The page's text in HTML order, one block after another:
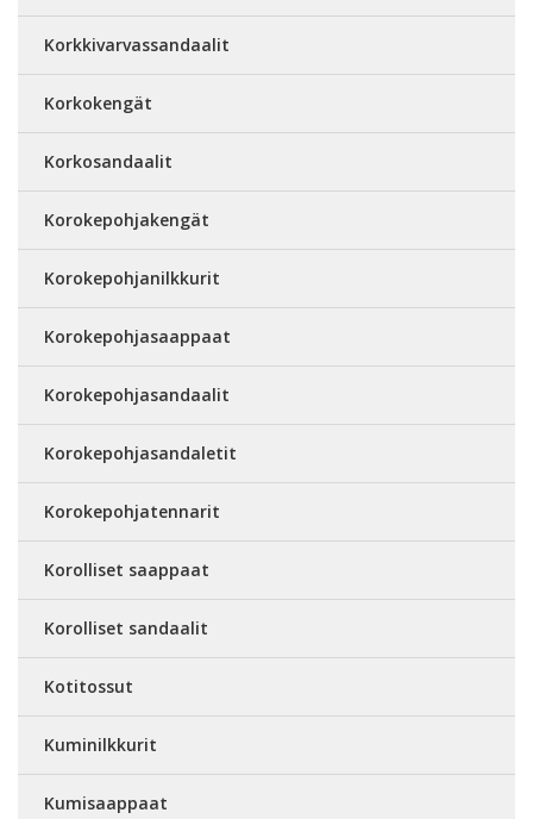
Korkkivarvassandaalit
Korkokengät
Korkosandaalit
Korokepohjakengät
Korokepohjanilkkurit
Korokepohjasaappaat
Korokepohjasandaalit
Korokepohjasandaletit
Korokepohjatennarit
Korolliset saappaat
Korolliset sandaalit
Kotitossut
Kuminilkkurit
Kumisaappaat